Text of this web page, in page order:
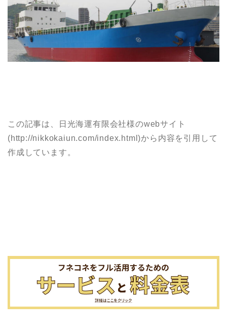
この記事は、日光海運有限会社様のwebサイト
(http://nikkokaiun.com/index.html)から内容を引用して
作成しています。